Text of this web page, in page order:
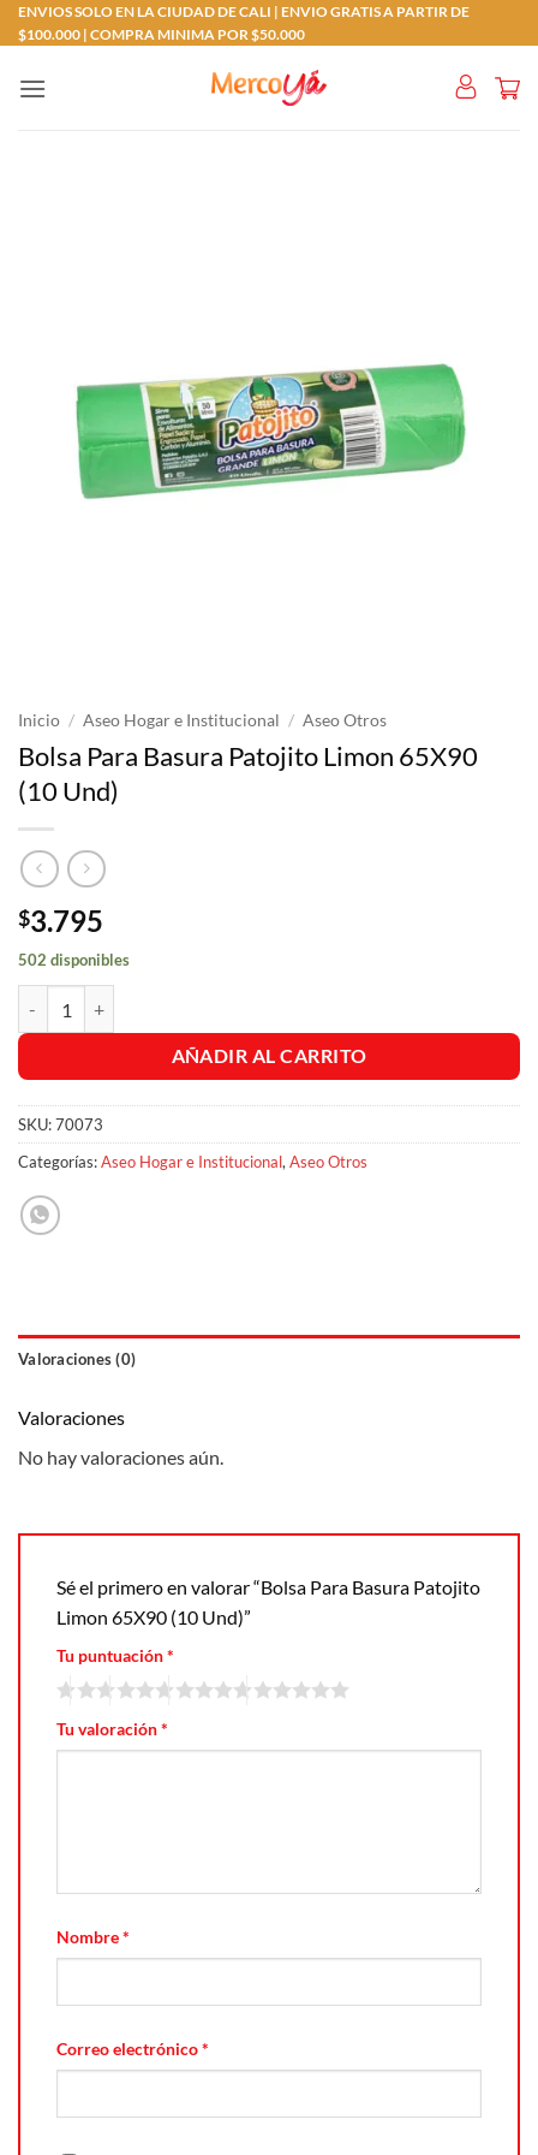
Saltar
al
ENVIOS SOLO EN LA CIUDAD DE CALI | ENVIO GRATIS A PARTIR DE
$100.000 | COMPRA MINIMA POR $50.000
Inicio / Aseo Hogar e Institucional / Aseo Otros
Bolsa Para Basura Patojito Limon 65X90
(10 Und)
$3.795
502 disponibles
AÑADIR AL CARRITO
SKU:70073
Categorías:Aseo Hogar e Institucional, Aseo Otros
Valoraciones (0)
Valoraciones
No hay valoraciones aún.
Sé el primero en valorar “Bolsa Para Basura Patojito
Limon 65X90 (10 Und)”
Tu puntuación*
Tu valoración*
Nombre*
Correo electrónico*